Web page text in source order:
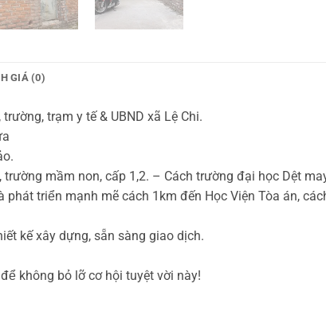
GIÁ (0)
trạm y tế & UBND xã Lệ Chi.
mầm non, cấp 1,2. – Cách trường đại học Dệt
phát triển mạnh mẽ cách 1km đến Học Viện Tòa án,
kế xây dựng, sẵn sàng giao dịch.
không bỏ lỡ cơ hội tuyệt vời này!